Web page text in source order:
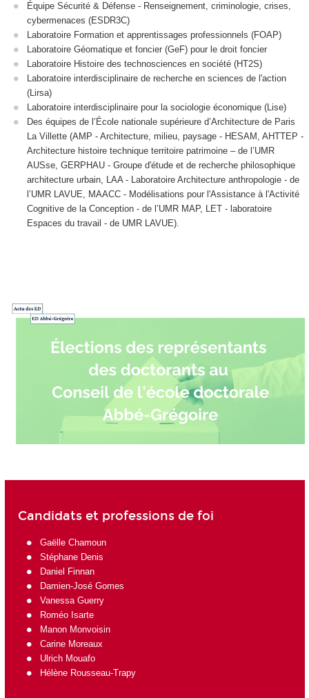
Équipe Sécurité & Défense - Renseignement, criminologie, crises,
cybermenaces (ESDR3C)
Laboratoire Formation et apprentissages professionnels (FOAP)
Laboratoire Géomatique et foncier (GeF) pour le droit foncier
Laboratoire Histoire des technosciences en société (HT2S)
Laboratoire interdisciplinaire de recherche en sciences de l'action
(Lirsa)
Laboratoire interdisciplinaire pour la sociologie économique (Lise)
Des équipes de l’École nationale supérieure d’Architecture de Paris
La Villette (AMP - Architecture, milieu, paysage - HESAM, AHTTEP -
Architecture histoire technique territoire patrimoine – de l’UMR
AUSse, GERPHAU - Groupe d'étude et de recherche philosophique
architecture urbain, LAA - Laboratoire Architecture anthropologie - de
l’UMR LAVUE, MAACC - Modélisations pour l'Assistance à l'Activité
Cognitive de la Conception - de l’UMR MAP, LET - laboratoire
Espaces du travail - de UMR LAVUE).
Candidats et professions de foi
Gaëlle Chamoun
Stéphane Denis
Daniel Finnan
Damien-José Gomes
Vanessa Guerry
Roméo Isarte
Manon Monvoisin
Carine Moreaux
Ulrich Mouafo
Hélène Rousseau-Trapy